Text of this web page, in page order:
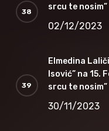
srcu te nosim”
02/12/2023
Elmedina
Isović” na 15.
srcu te nosim”
30/11/2023